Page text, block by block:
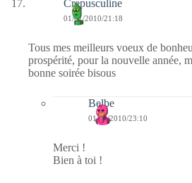
Crepusculine
01/01/2010/21:18
Tous mes meilleurs voeux de
prospérité, pour la nouvelle année,
bonne soirée bisous
Belbe
01/01/2010/23:10
Merci !
Bien à toi !